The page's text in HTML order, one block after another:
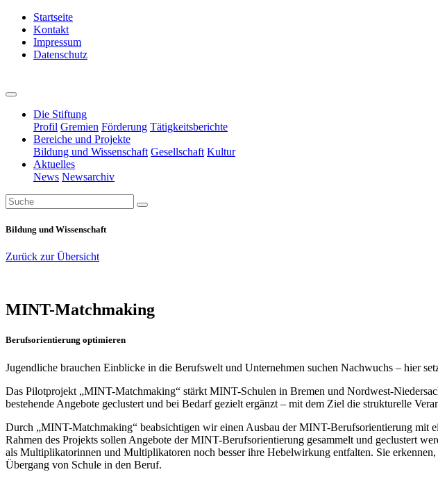
Startseite
Kontakt
Impressum
Datenschutz
Die Stiftung
Profil Gremien Förderung Tätigkeitsberichte
Bereiche und Projekte
Bildung und Wissenschaft Gesellschaft Kultur
Aktuelles
News Newsarchiv
Bildung und Wissenschaft
Zurück zur Übersicht
MINT-Matchmaking
Berufsorientierung optimieren
Jugendliche brauchen Einblicke in die Berufswelt und Unternehmen suchen Nachwuchs – hier
Das Pilotprojekt „MINT-Matchmaking“ stärkt MINT-Schulen in Bremen und Nordwest-
bestehende Angebote geclustert und bei Bedarf gezielt ergänzt – mit dem Ziel die strukturelle
Durch „MINT-Matchmaking“ beabsichtigen wir einen Ausbau der MINT-Berufsorientierung
Rahmen des Projekts sollen Angebote der MINT-Berufsorientierung gesammelt und geclustert
als Multiplikatorinnen und Multiplikatoren noch besser ihre Hebelwirkung entfalten. Sie
Übergang von Schule in den Beruf.